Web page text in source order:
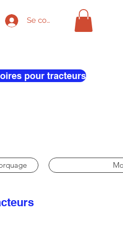
Se connecter
pour tracteurs